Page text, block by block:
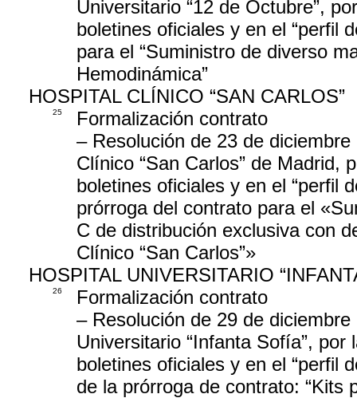
Universitario “12 de Octubre”,
boletines oficiales y en el “perfil
para el “Suministro de diverso
Hemodinámica”
HOSPITAL CLÍNICO “SAN CARLOS”
25
Formalización contrato
– Resolución de 23 de
Clínico “San Carlos” de Madrid,
boletines oficiales y en el “perfil
prórroga del contrato para el
C de distribución exclusiva con
Clínico “San Carlos”»
HOSPITAL UNIVERSITARIO
26
Formalización contrato
– Resolución de 29 de
Universitario “Infanta Sofía”,
boletines oficiales y en el “perfil
de la prórroga de contrato: “Kits